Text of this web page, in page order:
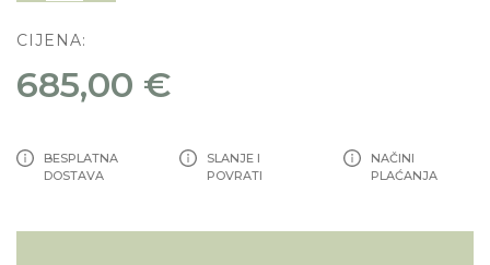
CIJENA:
685,00 €
BESPLATNA
DOSTAVA
SLANJE I
POVRATI
NAČINI
PLAĆANJA